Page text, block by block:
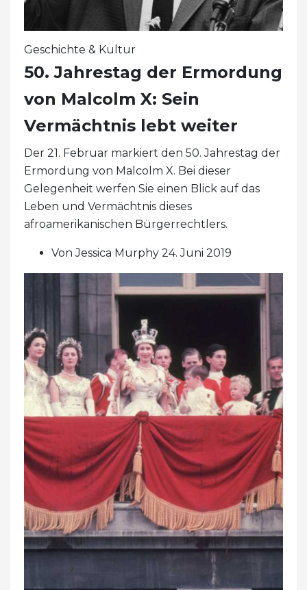
Geschichte & Kultur
50. Jahrestag der Ermordung
von Malcolm X: Sein
Vermächtnis lebt weiter
Der 21. Februar markiert den 50. Jahrestag der
Ermordung von Malcolm X. Bei dieser
Gelegenheit werfen Sie einen Blick auf das
Leben und Vermächtnis dieses
afroamerikanischen Bürgerrechtlers.
Von Jessica Murphy 24. Juni 2019